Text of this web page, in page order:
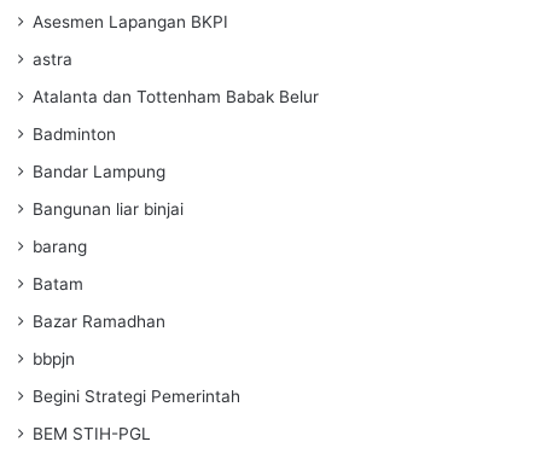
Asesmen Lapangan BKPI
astra
Atalanta dan Tottenham Babak Belur
Badminton
Bandar Lampung
Bangunan liar binjai
barang
Batam
Bazar Ramadhan
bbpjn
Begini Strategi Pemerintah
BEM STIH-PGL